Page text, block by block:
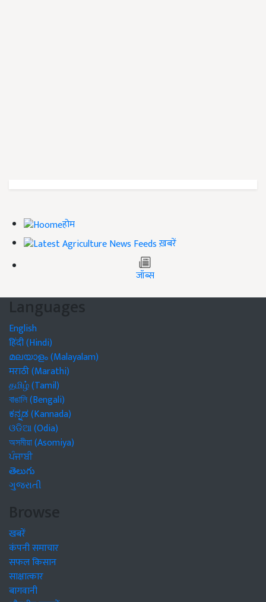
होम
ख़बरें
जॉब्स
Languages
English
हिंदी (Hindi)
മലയാളം (Malayalam)
मराठी (Marathi)
தமிழ் (Tamil)
বাঙালি (Bengali)
ಕನ್ನಡ (Kannada)
ଓଡିଆ (Odia)
অসমীয়া (Asomiya)
ਪੰਜਾਬੀ
తెలుగు
ગુજરાતી
Browse
खबरें
कंपनी समाचार
सफल किसान
साक्षात्कार
बागवानी